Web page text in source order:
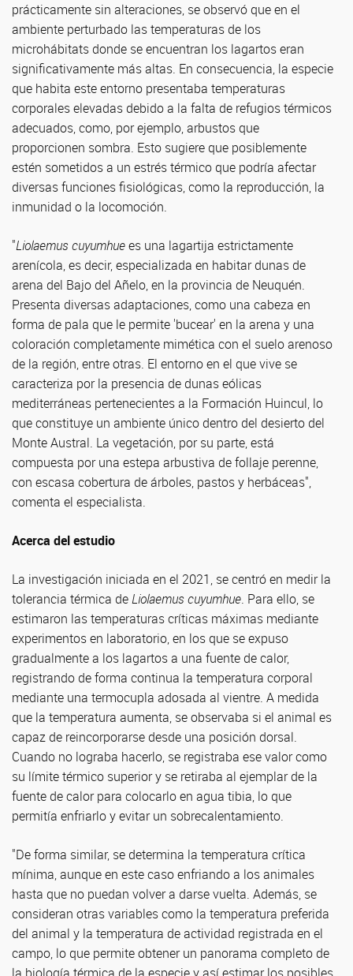
prácticamente sin alteraciones, se observó que en el
ambiente perturbado las temperaturas de los
microhábitats donde se encuentran los lagartos eran
significativamente más altas. En consecuencia, la especie
que habita este entorno presentaba temperaturas
corporales elevadas debido a la falta de refugios térmicos
adecuados, como, por ejemplo, arbustos que
proporcionen sombra. Esto sugiere que posiblemente
estén sometidos a un estrés térmico que podría afectar
diversas funciones fisiológicas, como la reproducción, la
inmunidad o la locomoción.
"Liolaemus cuyumhuees una lagartija estrictamente
arenícola, es decir, especializada en habitar dunas de
arena del Bajo del Añelo, en la provincia de Neuquén.
Presenta diversas adaptaciones, como una cabeza en
forma de pala que le permite 'bucear' en la arena y una
coloración completamente mimética con el suelo arenoso
de la región, entre otras. El entorno en el que vive se
caracteriza por la presencia de dunas eólicas
mediterráneas pertenecientes a la Formación Huincul, lo
que constituye un ambiente único dentro del desierto del
Monte Austral. La vegetación, por su parte, está
compuesta por una estepa arbustiva de follaje perenne,
con escasa cobertura de árboles, pastos y herbáceas",
comenta el especialista.
Acerca del estudio
La investigación iniciada en el 2021, se centró en medir la
tolerancia térmica deLiolaemus cuyumhue. Para ello, se
estimaron las temperaturas críticas máximas mediante
experimentos en laboratorio, en los que se expuso
gradualmente a los lagartos a una fuente de calor,
registrando de forma continua la temperatura corporal
mediante una termocupla adosada al vientre. A medida
que la temperatura aumenta, se observaba si el animal es
capaz de reincorporarse desde una posición dorsal.
Cuando no lograba hacerlo, se registraba ese valor como
su límite térmico superior y se retiraba al ejemplar de la
fuente de calor para colocarlo en agua tibia, lo que
permitía enfriarlo y evitar un sobrecalentamiento.
"De forma similar, se determina la temperatura crítica
mínima, aunque en este caso enfriando a los animales
hasta que no puedan volver a darse vuelta. Además, se
consideran otras variables como la temperatura preferida
del animal y la temperatura de actividad registrada en el
campo, lo que permite obtener un panorama completo de